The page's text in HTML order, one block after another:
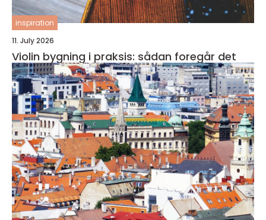
inspiration
11. July 2026
Violin bygning i praksis: sådan foregår det